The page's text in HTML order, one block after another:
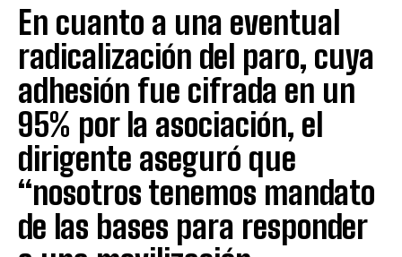
En cuanto a una eventual
radicalización del paro, cuya
adhesión fue cifrada en un
95% por la asociación, el
dirigente aseguró que
“nosotros tenemos mandato
de las bases para responder